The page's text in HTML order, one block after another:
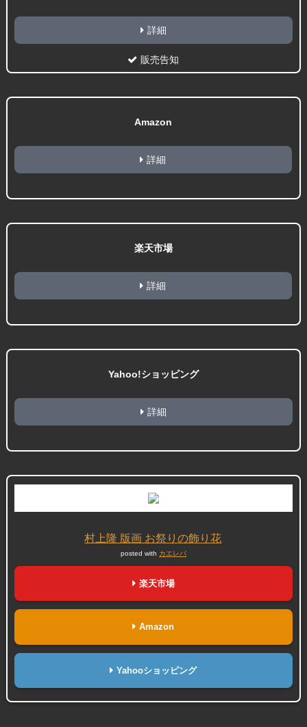
詳細
販売告知
Amazon
詳細
楽天市場
詳細
Yahoo!ショッピング
詳細
村上隆 版画 お祭りの飾り花
posted with カエレバ
楽天市場
Amazon
Yahooショッピング